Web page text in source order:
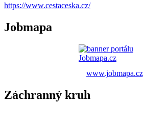
https://www.cestaceska.cz/
Jobmapa
www.jobmapa.cz
Záchranný kruh